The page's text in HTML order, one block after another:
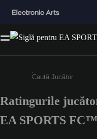
Enter a
Ratingurile
EA SPORTS